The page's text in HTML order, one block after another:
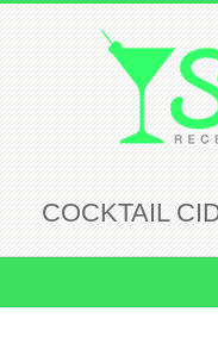
COCKTAIL